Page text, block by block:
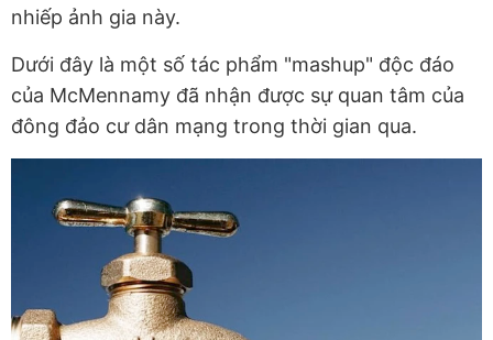
nhiếp ảnh gia này.
Dưới đây là một số tác phẩm "mashup" độc đáo
của McMennamy đã nhận được sự quan tâm của
đông đảo cư dân mạng trong thời gian qua.